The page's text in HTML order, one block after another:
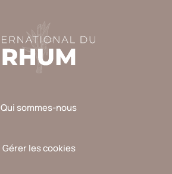
Qui sommes-nous
Gérer les cookies